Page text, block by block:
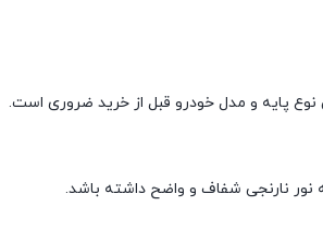
پایه و مدل خودرو قبل از خرید ضروری است.
نور نارنجی شفاف و واضح داشته باشد.